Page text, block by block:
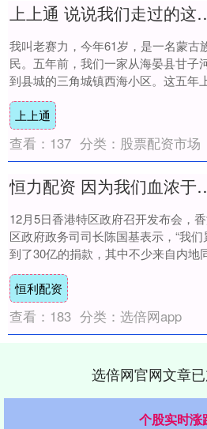
上上通 说说我
我叫老赛力，今年61岁，是一名蒙古
民。五年前，我们一家从海晏县甘子
到县城的三角城镇西海小区。这五年
来，日子就像小区里逐年丰茂的绿植，
策的帮扶....
上上通
查看： 137 分类： 股票配资市场
恒力配资 因为我们血浓于
12月5日香港特区政府召开发布会，
区政府政务司司长陈国基表示，“我们
到了30亿的捐款，其中不少来自内地
我要真诚地感谢内地同胞对香港灾民的
援，....
恒利配资
查看： 183 分类： 选倍网app
选倍网官网文章
个股实时涨